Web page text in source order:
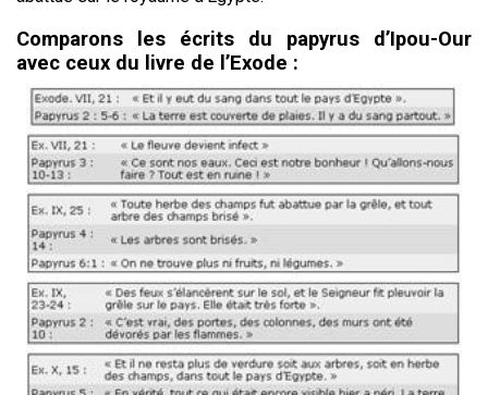
Comparons les écrits du papyrus d’Ipou-Our
avec ceux du livre de l’Exode :